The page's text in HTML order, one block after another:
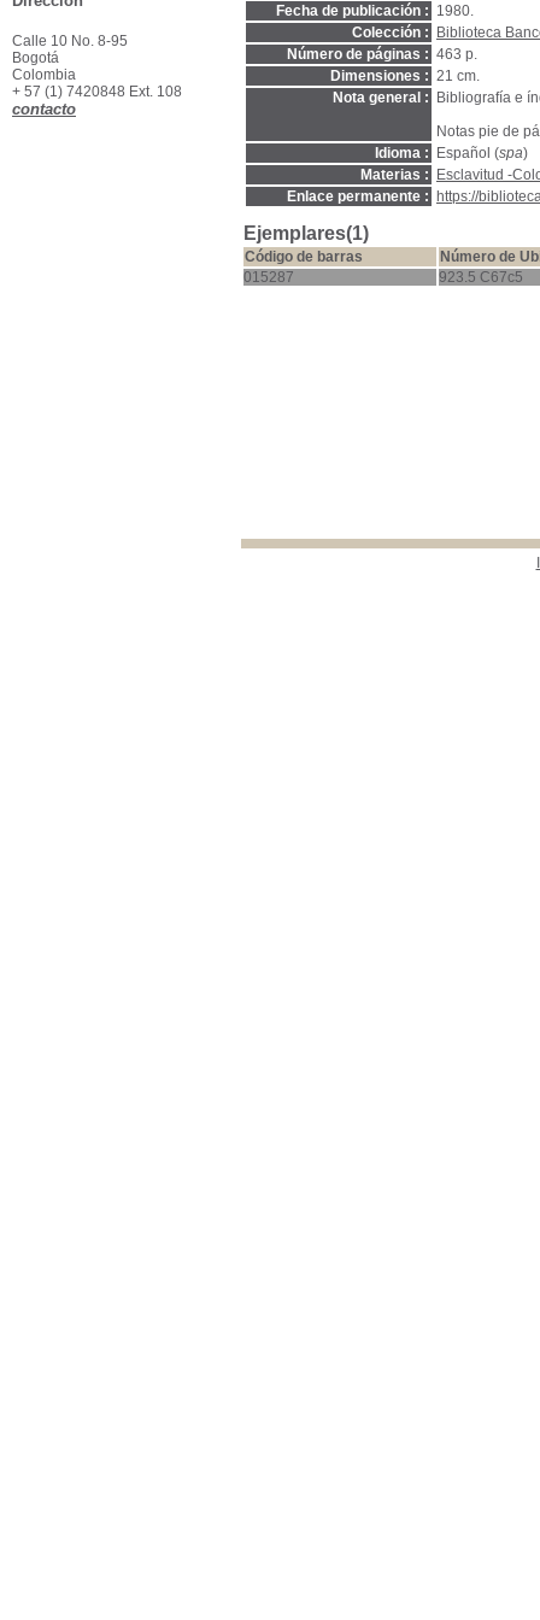
Fecha de publicación : 1980.
Colección :
Biblioteca
Número de páginas : 463 p.
Dimensiones : 21 cm.
Nota general :
Bibliografía e
Notas pie de
Idioma :
Español (spa)
Materias :
Esclavitud -
Enlace permanente :
https://
Ejemplares(1)
Código de barras
Número de
015287
923.5 C67c5
Calle 10 No. 8-95
Bogotá
Colombia
+ 57 (1) 7420848 Ext. 108
contacto